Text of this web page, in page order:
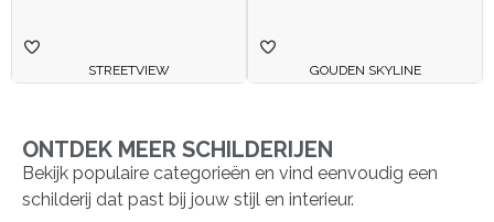
STREETVIEW GOUDEN SKYLINE
ONTDEK MEER SCHILDERIJEN
Bekijk populaire categorieën en vind eenvoudig een
schilderij dat past bij jouw stijl en interieur.